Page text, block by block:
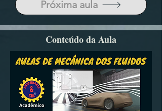
Próxima aula
Conteúdo da Aula